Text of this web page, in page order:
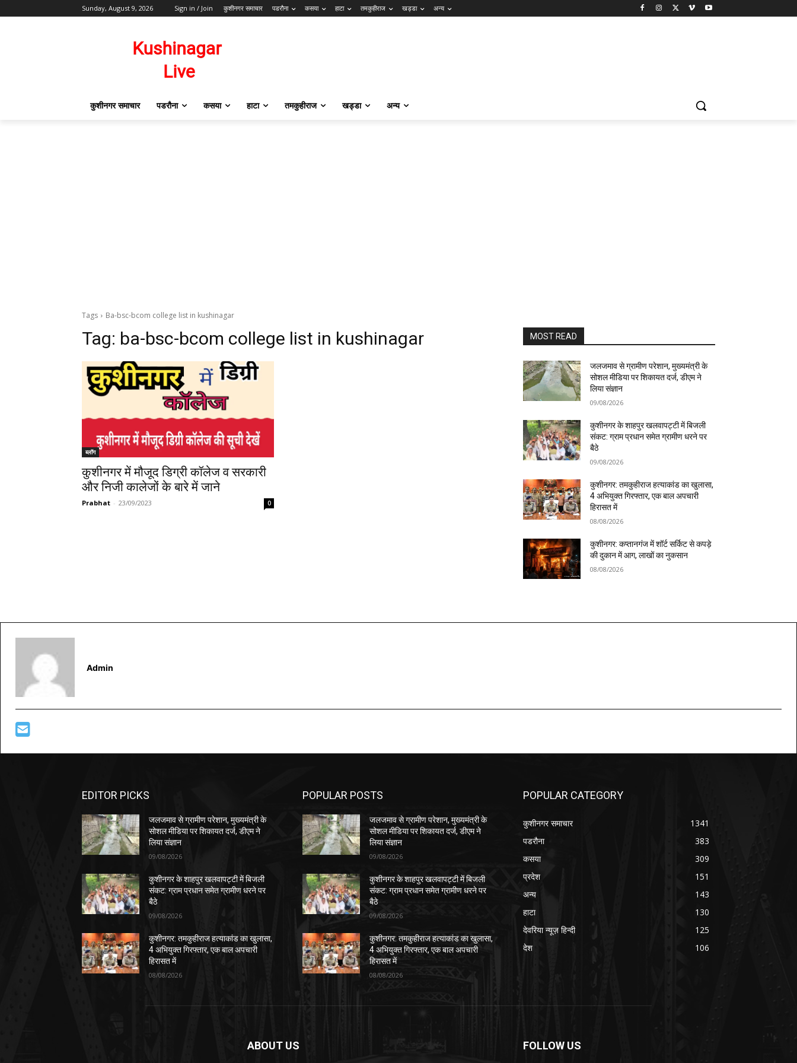
Sunday, August 9, 2026 Sign in / Join कुशीनगर समाचार पडरौना कसया हाटा तमकुहीराज खड्डा अन्य
कुशीनगर समाचार पडरौना कसया हाटा तमकुहीराज खड्डा अन्य
Tags Ba-bsc-bcom college list in kushinagar
Tag: ba-bsc-bcom college list in kushinagar
ब्लॉग
कुशीनगर में मौजूद डिग्री कॉलेज व सरकारी
और निजी कालेजों के बारे में जाने
Prabhat - 23/09/2023 0
MOST READ
जलजमाव से ग्रामीण परेशान, मुख्यमंत्री के
सोशल मीडिया पर शिकायत दर्ज, डीएम ने
लिया संज्ञान
09/08/2026
कुशीनगर के शाहपुर खलवापट्टी में बिजली
संकट: ग्राम प्रधान समेत ग्रामीण धरने पर
बैठे
09/08/2026
कुशीनगर: तमकुहीराज हत्याकांड का खुलासा,
4 अभियुक्त गिरफ्तार, एक बाल अपचारी
हिरासत में
08/08/2026
कुशीनगर: कप्तानगंज में शॉर्ट सर्किट से कपड़े
की दुकान में आग, लाखों का नुकसान
08/08/2026
Admin
EDITOR PICKS
जलजमाव से ग्रामीण परेशान, मुख्यमंत्री के
सोशल मीडिया पर शिकायत दर्ज, डीएम ने
लिया संज्ञान
09/08/2026
कुशीनगर के शाहपुर खलवापट्टी में बिजली
संकट: ग्राम प्रधान समेत ग्रामीण धरने पर
बैठे
09/08/2026
कुशीनगर: तमकुहीराज हत्याकांड का खुलासा,
4 अभियुक्त गिरफ्तार, एक बाल अपचारी
हिरासत में
08/08/2026
POPULAR POSTS
जलजमाव से ग्रामीण परेशान, मुख्यमंत्री के
सोशल मीडिया पर शिकायत दर्ज, डीएम ने
लिया संज्ञान
09/08/2026
कुशीनगर के शाहपुर खलवापट्टी में बिजली
संकट: ग्राम प्रधान समेत ग्रामीण धरने पर
बैठे
09/08/2026
कुशीनगर: तमकुहीराज हत्याकांड का खुलासा,
4 अभियुक्त गिरफ्तार, एक बाल अपचारी
हिरासत में
08/08/2026
POPULAR CATEGORY
कुशीनगर समाचार
1341
पडरौना
383
कसया
309
प्रदेश
151
अन्य
143
हाटा
130
देवरिया न्यूज़ हिन्दी
125
देश
106
ABOUT US FOLLOW US